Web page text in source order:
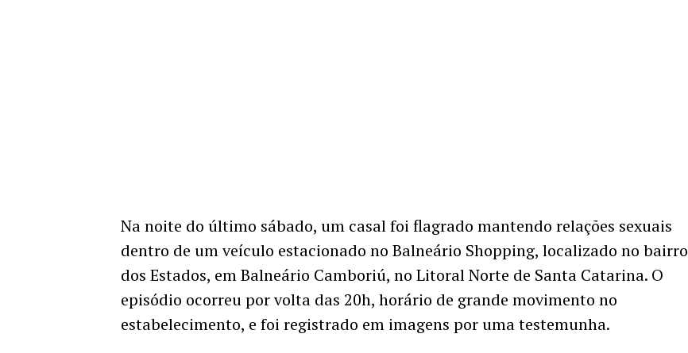
Na noite do último sábado, um casal foi flagrado mantendo relações sexuais
dentro de um veículo estacionado no Balneário Shopping, localizado no bairro
dos Estados, em Balneário Camboriú, no Litoral Norte de Santa Catarina. O
episódio ocorreu por volta das 20h, horário de grande movimento no
estabelecimento, e foi registrado em imagens por uma testemunha.